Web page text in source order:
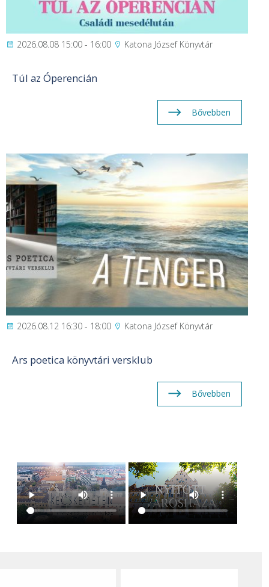
2026.08.08 15:00 - 16:00 Katona József Könyvtár
Túl az Óperencián
Bővebben
2026.08.12 16:30 - 18:00 Katona József Könyvtár
Ars poetica könyvtári versklub
Bővebben